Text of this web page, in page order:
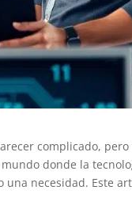
complicado, pero
donde la
una necesidad. Este